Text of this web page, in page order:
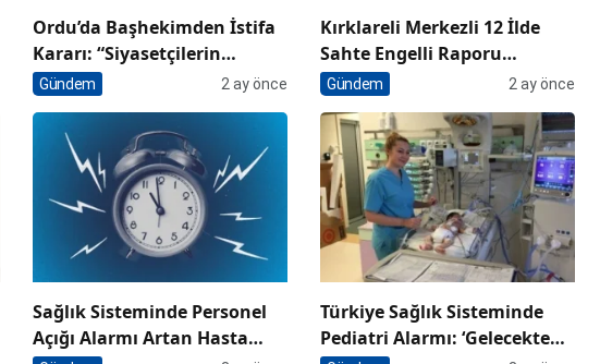
Ordu’da Başhekimden İstifa
Kararı: “Siyasetçilerin
Ağzıyla Sağlık Hizmeti
Gündem 2 ay önce
Kırklareli Merkezli 12 İlde
Sahte Engelli Raporu
Operasyonu: Aralarında
Tutuklama
Gündem 2 ay önce
Sağlık Sisteminde Personel
Açığı Alarmı Artan Hasta
Türkiye Sağlık Sisteminde
Pediatri Alarmı: ‘Gelecekte